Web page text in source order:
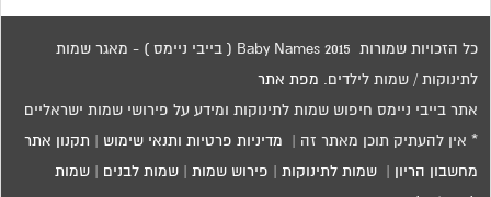
כל הזכויות שמורות 2015 Baby Names ( בייבי ניימס ) - מאגר שמות
לתינוקות / שמות לילדים. מפת אתר
אתר בייבי ניימס חיפוש שמות לתינוקות ומידע על פירושי שמות ישראליים
* אין להעתיק תוכן מאתר זה | מדיניות פרטיות ותנאי שימוש תקנון אתר
מחשבון הריון |שמות לתינוקות פירוש שמות |שמות לבנים |שמות